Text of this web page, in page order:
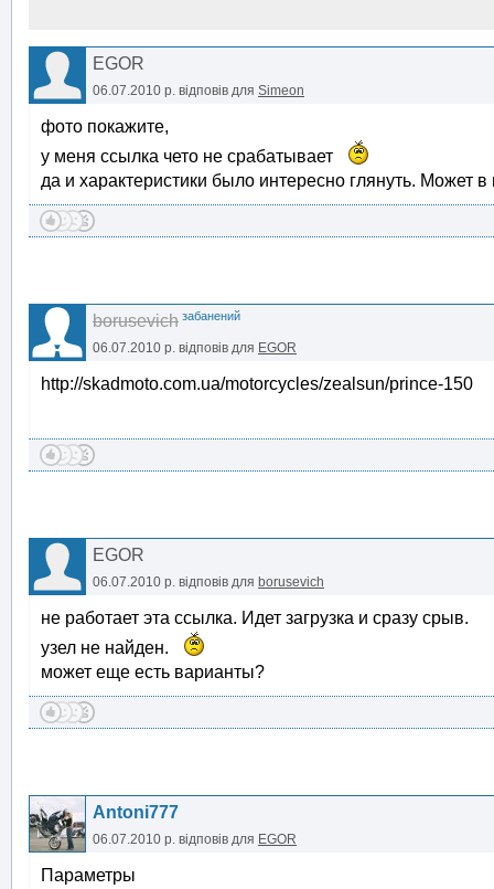
EGOR
06.07.2010 р. відповів для Simeon
фото покажите,
у меня ссылка чето не срабатывает
да и характеристики было интересно глянуть. Может
borusevich забанений
06.07.2010 р. відповів для EGOR
http://skadmoto.com.ua/motorcycles/zealsun/prince-150
EGOR
06.07.2010 р. відповів для borusevich
не работает эта ссылка. Идет загрузка и сразу срыв.
узел не найден.
может еще есть варианты?
Antoni777
06.07.2010 р. відповів для EGOR
Параметры